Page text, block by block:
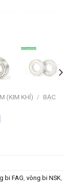
(KIM KHÍ) / BẠC
bi FAG vòng bi NSK